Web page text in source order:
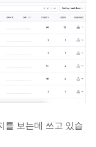
를 보는데 쓰고 있습